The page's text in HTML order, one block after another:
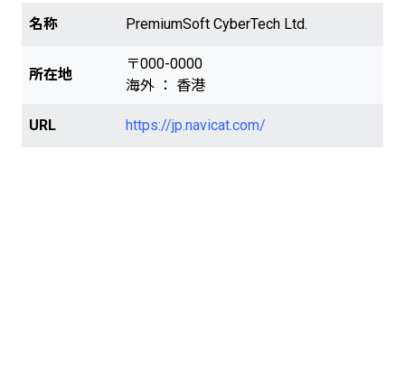
名称 PremiumSoft CyberTech Ltd.
所在地
〒000-0000
海外 ： 香港
URL https://jp.navicat.com/